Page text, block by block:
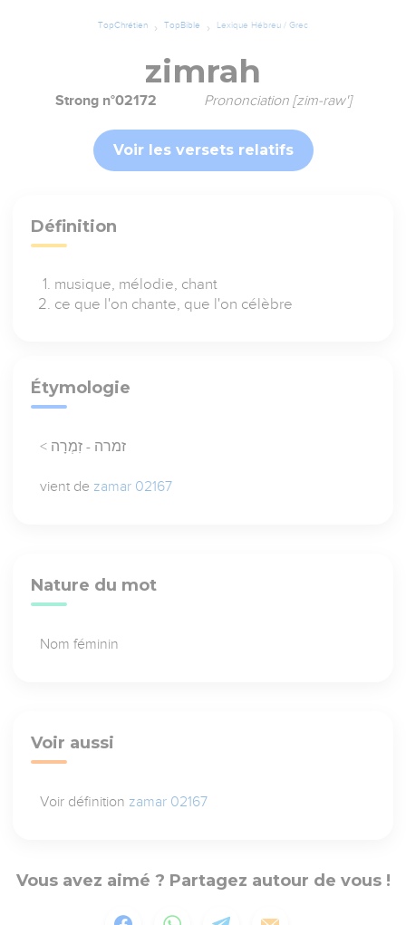
TopChrétien TopBible Lexique Hébreu / Grec
zimrah
Strong n°02172 Prononciation [zim-raw']
Voir les versets relatifs
Définition
musique, mélodie, chant
ce que l'on chante, que l'on célèbre
Étymologie
< זמרה - זִמְרָה
vient de zamar 02167
Nature du mot
Nom féminin
Voir aussi
Voir définition zamar 02167
Vous avez aimé ? Partagez autour de vous !